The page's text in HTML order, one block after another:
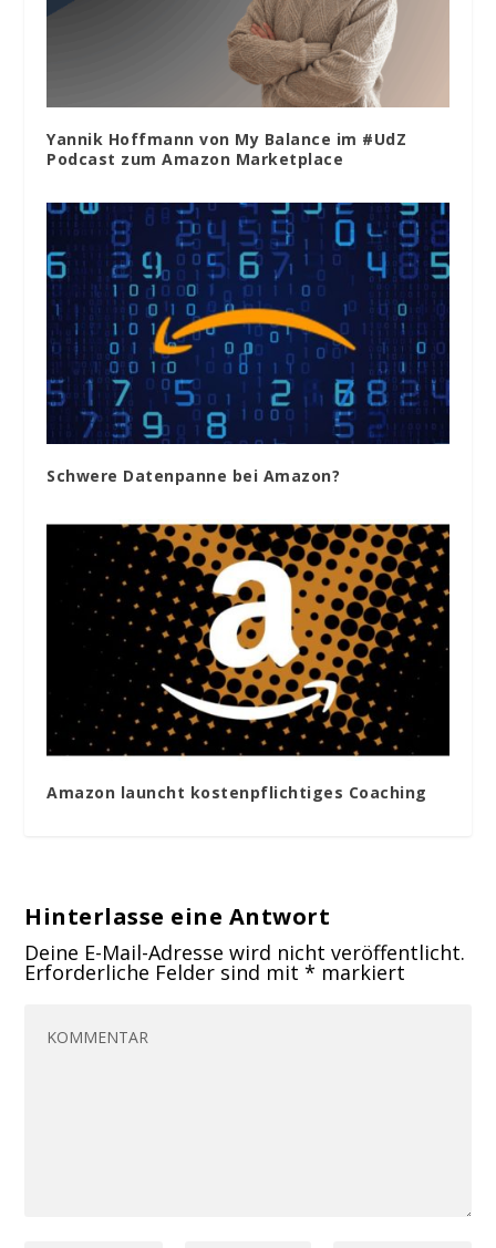
Yannik Hoffmann von My Balance im #UdZ
Podcast zum Amazon Marketplace
Schwere Datenpanne bei Amazon?
Amazon launcht kostenpflichtiges Coaching
Hinterlasse eine Antwort
Deine E-Mail-Adresse wird nicht veröffentlicht.
Erforderliche Felder sind mit* markiert